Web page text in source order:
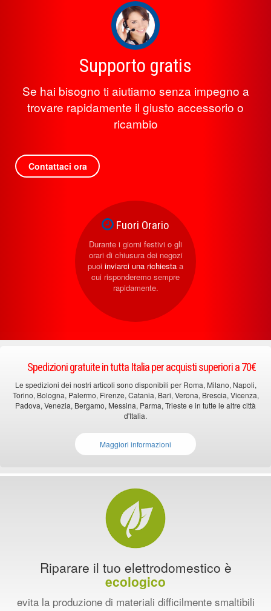
Supporto gratis
Se hai bisogno ti aiutiamo senza impegno a
trovare rapidamente il giusto accessorio o
ricambio
Contattaci ora
Fuori Orario
Durante i giorni festivi o gli
orari di chiusura dei negozi
puoi inviarci una richiesta a
cui risponderemo sempre
rapidamente.
Spedizioni gratuite in tutta Italia per acquisti superiori a 70€
Le spedizioni dei nostri articoli sono disponibili per Roma, Milano, Napoli,
Torino, Bologna, Palermo, Firenze, Catania, Bari, Verona, Brescia, Vicenza,
Padova, Venezia, Bergamo, Messina, Parma, Trieste e in tutte le altre città
d'Italia.
Maggiori informazioni
Riparare il tuo elettrodomestico è
ecologico
evita la produzione di materiali difficilmente smaltibili